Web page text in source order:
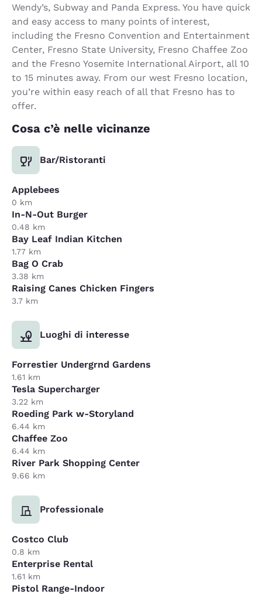
Wendy’s, Subway and Panda Express. You have quick
and easy access to many points of interest,
including the Fresno Convention and Entertainment
Center, Fresno State University, Fresno Chaffee Zoo
and the Fresno Yosemite International Airport, all 10
to 15 minutes away. From our west Fresno location,
you’re within easy reach of all that Fresno has to
offer.
Cosa c’è nelle vicinanze
Bar/Ristoranti
Applebees
0 km
In-N-Out Burger
0.48 km
Bay Leaf Indian Kitchen
1.77 km
Bag O Crab
3.38 km
Raising Canes Chicken Fingers
3.7 km
Luoghi di interesse
Forrestier Undergrnd Gardens
1.61 km
Tesla Supercharger
3.22 km
Roeding Park w-Storyland
6.44 km
Chaffee Zoo
6.44 km
River Park Shopping Center
9.66 km
Professionale
Costco Club
0.8 km
Enterprise Rental
1.61 km
Pistol Range-Indoor